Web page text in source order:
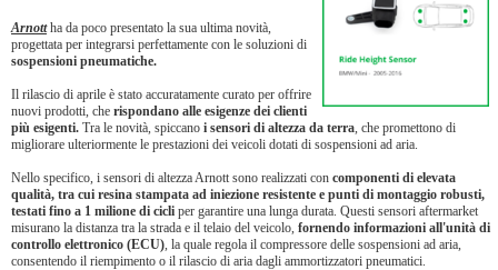
Arnottha da poco presentato la sua ultima novità,
progettata per integrarsi perfettamente con le soluzioni di
sospensioni pneumatiche.
Il rilascio di aprile è stato accuratamente curato per offrire
nuovi prodotti, che rispondano alle esigenze dei clienti
più esigenti. Tra le novità, spiccano i sensori di altezza da terra, che promettono di
migliorare ulteriormente le prestazioni dei veicoli dotati di sospensioni ad aria.
Nello specifico, i sensori di altezza Arnott sono realizzati con componenti di elevata
qualità, tra cui resina stampata ad iniezione resistente e punti di montaggio robusti,
testati fino a 1 milione di cicli per garantire una lunga durata. Questi sensori aftermarket
misurano la distanza tra la strada e il telaio del veicolo, fornendo informazioni all'unità di
controllo elettronico (ECU), la quale regola il compressore delle sospensioni ad aria,
consentendo il riempimento o il rilascio di aria dagli ammortizzatori pneumatici.